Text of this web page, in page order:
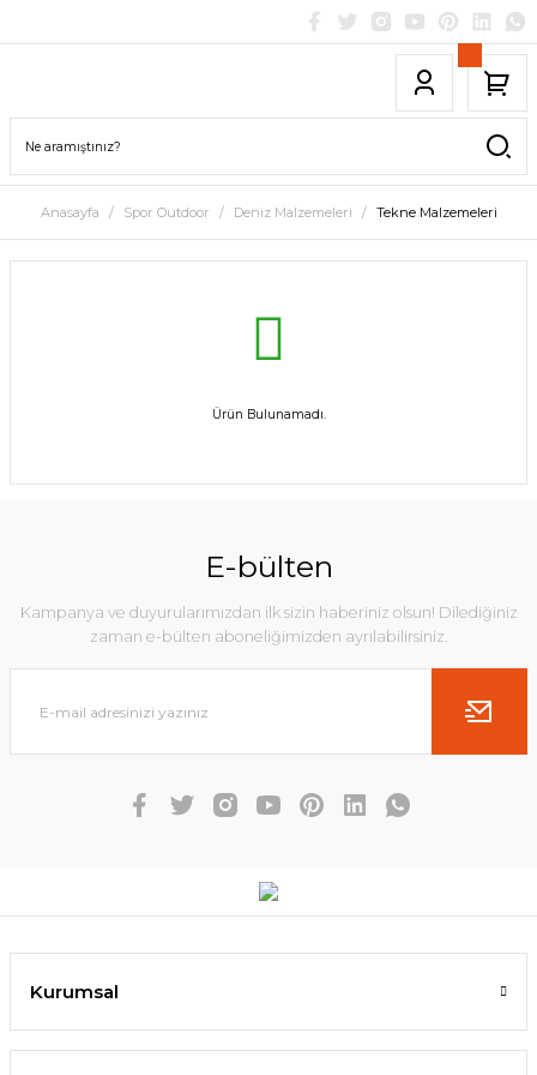
Anasayfa Spor Outdoor Deniz Malzemeleri Tekne Malzemeleri
Ürün Bulunamadı.
E-bülten
Kampanya ve duyurularımızdan ilk sizin haberiniz olsun! Dilediğiniz
zaman e-bülten aboneliğimizden ayrılabilirsiniz.
Kurumsal